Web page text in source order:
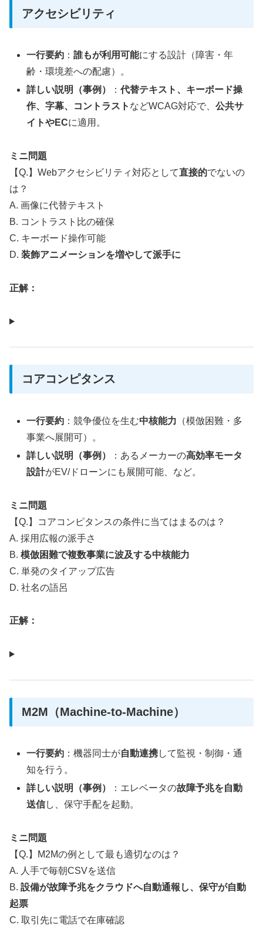
アクセシビリティ
一行要約 ：誰もが利用可能にする設計（障害・年
齢・環境差への配慮）。
詳しい説明（事例）
：代替テキスト、キーボード操
作、字幕、コントラスト などWCAG対応で、公共サ
イトやECに適用。
ミニ問題
【Q.】Webアクセシビリティ対応として直接的でないの
は？
A. 画像に代替テキスト
B. コントラスト比の確保
C. キーボード操作可能
D. 装飾アニメーションを増やして派手に
正解：
コアコンピタンス
一行要約 ：競争優位を生む中核能力 （模倣困難・多
事業へ展開可）。
詳しい説明（事例）
：あるメーカーの高効率モータ
設計がEV/ドローンにも展開可能、など。
ミニ問題
【Q.】コアコンピタンスの条件に当てはまるのは？
A. 採用広報の派手さ
B. 模倣困難で複数事業に波及する中核能力
C. 単発のタイアップ広告
D. 社名の語呂
正解：
M2M（Machine-to-Machine）
一行要約 ：機器同士が自動連携して監視・制御・通
知を行う。
詳しい説明（事例）
：エレベータの故障予兆を自動
送信し、保守手配を起動。
ミニ問題
【Q.】M2Mの例として最も適切なのは？
A. 人手で毎朝CSVを送信
B. 設備が故障予兆をクラウドへ自動通報し、保守が自動
起票
C. 取引先に電話で在庫確認